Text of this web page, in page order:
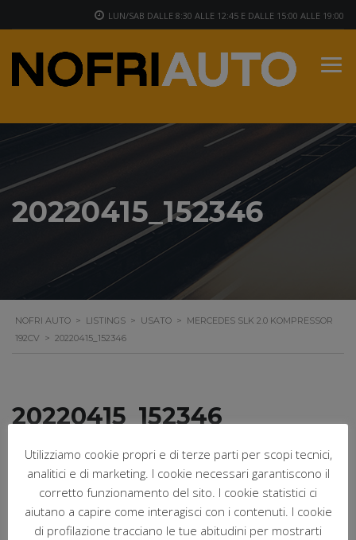
LUN/SAB DALLE 8:30 ALLE 12:45 E DALLE 15:00 ALLE 19:00
20220415_152346
NOFRI AUTO > LISTINGS > USATO > MERCEDES SLK 2.0 KOMPRESSOR
192CV > 20220415_152346
20220415_152346
Marzo 20, 2026 Postato da: Nofri
Utilizziamo cookie propri e di terze parti per scopi tecnici,
analitici e di marketing. I cookie necessari garantiscono il
corretto funzionamento del sito. I cookie statistici ci
aiutano a capire come interagisci con i contenuti. I cookie
di profilazione tracciano le tue abitudini per mostrarti